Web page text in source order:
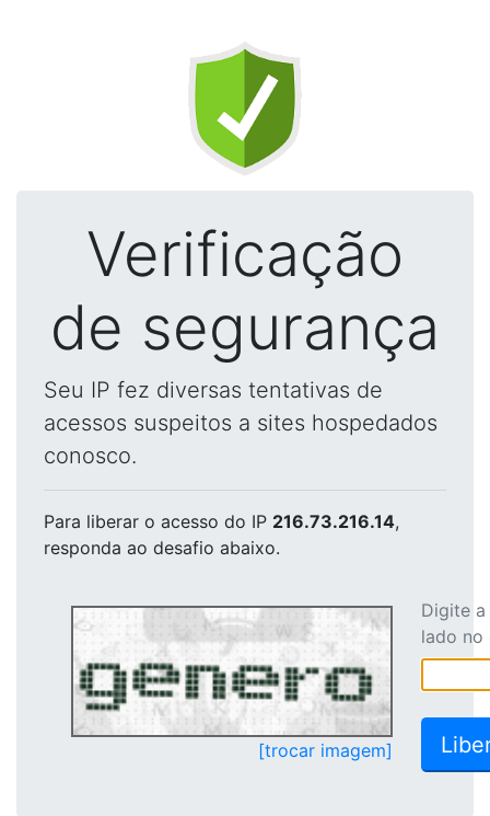
Verificação
de segurança
Seu IP fez diversas tentativas de
acessos suspeitos a sites hospedados
conosco.
Para liberar o acesso do IP 216.73.216.14,
responda ao desafio abaixo.
[trocar imagem]
Digite
lado no